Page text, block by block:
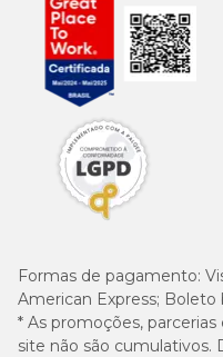
Formas de pagamento:
American Express; Boleto
* As promoções,
site não são cumulativos.